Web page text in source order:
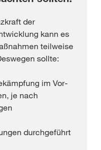
der
kann es
teilweise
sollte:
im Vor-
je nach
durchgeführt